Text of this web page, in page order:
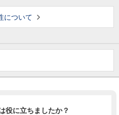
について
役に立ちましたか？